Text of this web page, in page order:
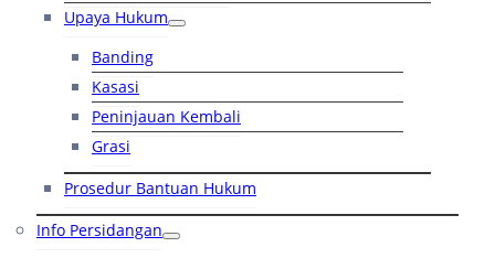
Upaya Hukum
Banding
Kasasi
Peninjauan Kembali
Grasi
Prosedur Bantuan Hukum
Info Persidangan